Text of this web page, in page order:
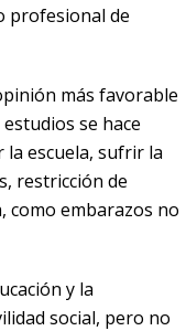
profesional de
más favorable
se hace
la escuela, sufrir la
restricción de
como embarazos no
y la
social, pero no